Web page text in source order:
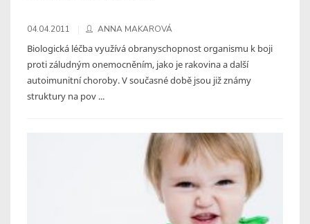
04.04.2011 ANNA MAKAROVÁ
Biologická léčba využívá obranyschopnost organismu k boji
proti záludným onemocněním, jako je rakovina a další
autoimunitní choroby. V současné době jsou již známy
struktury na pov ...